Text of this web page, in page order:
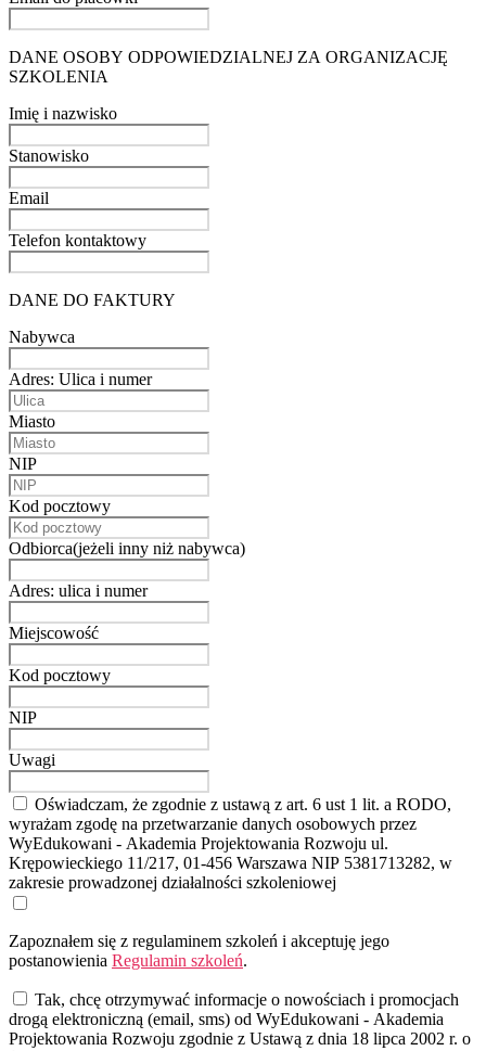
DANE OSOBY ODPOWIEDZIALNEJ ZA ORGANIZACJĘ
SZKOLENIA
Imię i nazwisko
Stanowisko
Email
Telefon kontaktowy
DANE DO FAKTURY
Nabywca
Adres: Ulica i numer
Miasto
NIP
Kod pocztowy
Odbiorca(jeżeli inny niż nabywca)
Adres: ulica i numer
Miejscowość
Kod pocztowy
NIP
Uwagi
Oświadczam, że zgodnie z ustawą z art. 6 ust 1 lit. a RODO,
wyrażam zgodę na przetwarzanie danych osobowych przez
WyEdukowani - Akademia Projektowania Rozwoju ul.
Krępowieckiego 11/217, 01-456 Warszawa NIP 5381713282, w
zakresie prowadzonej działalności szkoleniowej
Zapoznałem się z regulaminem szkoleń i akceptuję jego
postanowienia Regulamin szkoleń.
Tak, chcę otrzymywać informacje o nowościach i promocjach
drogą elektroniczną (email, sms) od WyEdukowani - Akademia
Projektowania Rozwoju zgodnie z Ustawą z dnia 18 lipca 2002 r. o